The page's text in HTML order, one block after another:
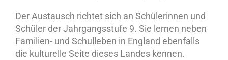
Der Austausch richtet sich an Schülerinnen und
Schüler der Jahrgangsstufe 9. Sie lernen neben
Familien- und Schulleben in England ebenfalls
die kulturelle Seite dieses Landes kennen.